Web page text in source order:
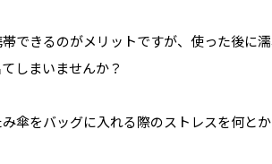
できるのがメリットですが、使った後に
しまいませんか？
傘をバッグに入れる際のストレスを何と